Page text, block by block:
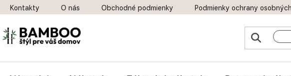
Prejsť na obsah
Kontakty O nás Obchodné podmienky Podmienky ochrany